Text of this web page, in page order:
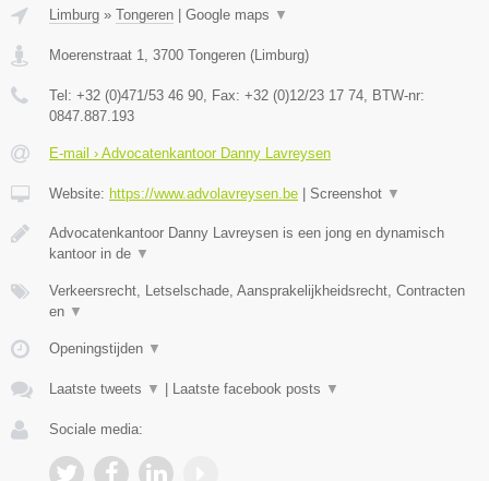
Limburg » Tongeren Google maps ▼
Moerenstraat 1, 3700 Tongeren (Limburg)
Tel: +32 (0)471/53 46 90, Fax: +32 (0)12/23 17 74, BTW-nr:
0847.887.193
E-mail › Advocatenkantoor Danny Lavreysen
Website: https://www.advolavreysen.be Screenshot ▼
Advocatenkantoor Danny Lavreysen is een jong en dynamisch
kantoor in de ▼
Verkeersrecht, Letselschade, Aansprakelijkheidsrecht, Contracten
en ▼
Openingstijden ▼
Laatste tweets ▼ Laatste facebook posts ▼
Sociale media: